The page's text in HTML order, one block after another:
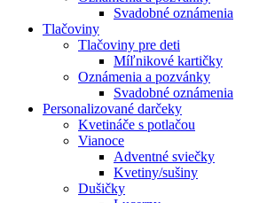
Svadobné oznámenia
Tlačoviny
Tlačoviny pre deti
Míľnikové kartičky
Oznámenia a pozvánky
Svadobné oznámenia
Personalizované darčeky
Kvetináče s potlačou
Vianoce
Adventné sviečky
Kvetiny/sušiny
Dušičky